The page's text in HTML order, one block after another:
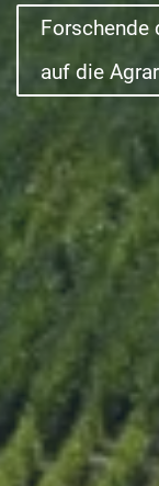
Forschende
auf die